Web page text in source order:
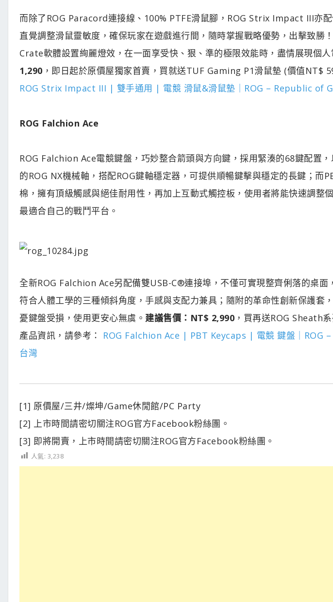
而除了ROG Paracord連接線、100% PTFE滑鼠腳，ROG Strix Impact III亦
直覺調整滑鼠靈敏度，確保玩家在遊戲進行間，隨時掌握戰略優勢，出擊致勝
Crate軟體設置絢麗燈效，在一面享受快、狠、準的極限效能時，盡情展現個人
1,290 ，即日起於原價屋獨家首賣，買就送TUF Gaming P1滑鼠墊 (價值NT$
ROG Strix Impact III | 雙手通用 | 電競 滑鼠&滑鼠墊｜ROG – Republic of
ROG Falchion Ace
ROG Falchion Ace電競鍵盤，巧妙整合箭頭與方向鍵，採用緊湊的68鍵配置
的ROG NX機械軸，搭配ROG鍵軸穩定器，可提供順暢鍵擊與穩定的長鍵；而
棉，擁有頂級觸感與絕佳耐用性，再加上互動式觸控板，使用者將能快速調整
最適合自己的戰鬥平台。
全新ROG Falchion Ace另配備雙USB-C®連接埠，不僅可實現整齊俐落的桌面
符合人體工學的三種傾斜角度，手感與支配力兼具；隨附的革命性創新保護套
憂鍵盤受損，使用更安心無虞。 建議售價：NT$ 2,990 ，買再送ROG Sheath
產品資訊，請參考： ROG Falchion Ace | PBT Keycaps | 電競 鍵盤｜ROG
台灣
[1] 原價屋/三井/燦坤/Game休閒館/PC Party
[2] 上市時間請密切關注ROG官方Facebook粉絲團。
[3] 即將開賣，上市時間請密切關注ROG官方Facebook粉絲團。
人氣: 3,238